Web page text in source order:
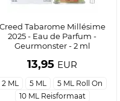
Creed Tabarome Millésime
2025 - Eau de Parfum -
Geurmonster - 2 ml
13,95 EUR
2 ML 5 ML
5 ML Roll On
10 ML Reisformaat